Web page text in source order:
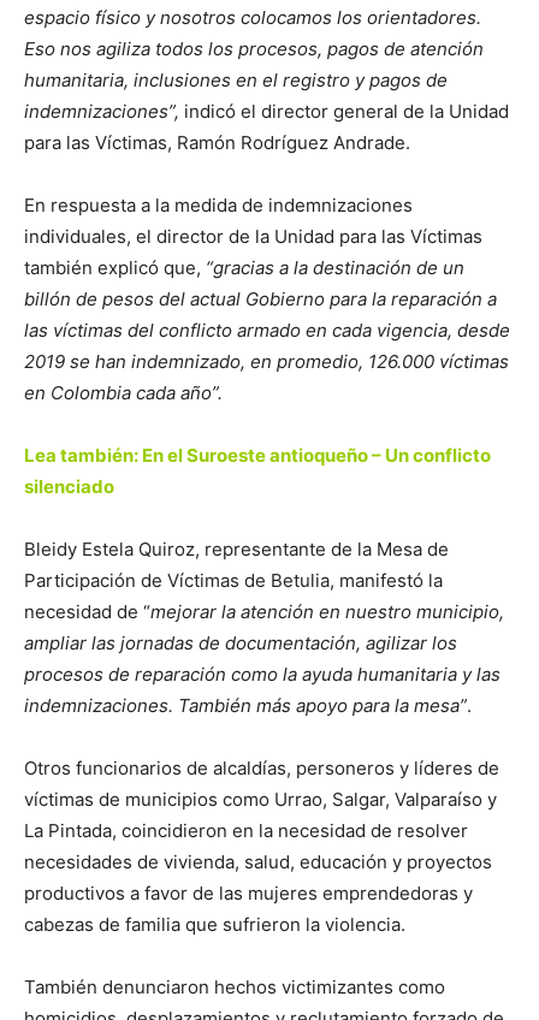
espacio físico y nosotros colocamos los orientadores.
Eso nos agiliza todos los procesos, pagos de atención
humanitaria, inclusiones en el registro y pagos de
indemnizaciones”, indicó el director general de la Unidad
para las Víctimas, Ramón Rodríguez Andrade.
En respuesta a la medida de indemnizaciones
individuales, el director de la Unidad para las Víctimas
también explicó que, “gracias a la destinación de un
billón de pesos del actual Gobierno para la reparación a
las víctimas del conflicto armado en cada vigencia, desde
2019 se han indemnizado, en promedio, 126.000 víctimas
en Colombia cada año”.
Lea también: En el Suroeste antioqueño – Un conflicto
silenciado
Bleidy Estela Quiroz, representante de la Mesa de
Participación de Víctimas de Betulia, manifestó la
necesidad de “mejorar la atención en nuestro municipio,
ampliar las jornadas de documentación, agilizar los
procesos de reparación como la ayuda humanitaria y las
indemnizaciones. También más apoyo para la mesa”.
Otros funcionarios de alcaldías, personeros y líderes de
víctimas de municipios como Urrao, Salgar, Valparaíso y
La Pintada, coincidieron en la necesidad de resolver
necesidades de vivienda, salud, educación y proyectos
productivos a favor de las mujeres emprendedoras y
cabezas de familia que sufrieron la violencia.
También denunciaron hechos victimizantes como